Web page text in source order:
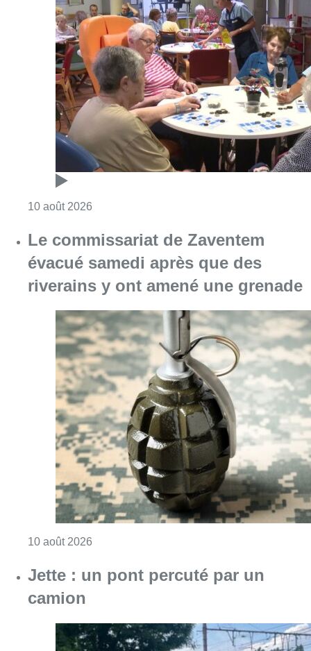
10 août 2026Consulter l'article "Chaleur : 95% des
Le commissariat de Zaventem
évacué samedi après que des
riverains y ont amené une grenade
10 août 2026Consulter l'article "Le commissariat de
Jette : un pont percuté par un
camion